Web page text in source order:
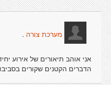
מערכת צורה .
אני אוהב תיאורים של אירוע
הדברים הקטנים שקורים